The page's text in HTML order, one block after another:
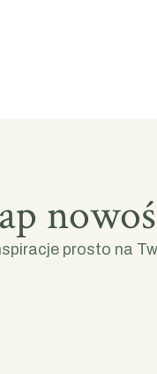
prosto na